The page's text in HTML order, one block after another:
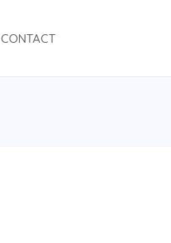
CONTACT